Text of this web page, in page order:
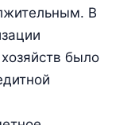
В
было